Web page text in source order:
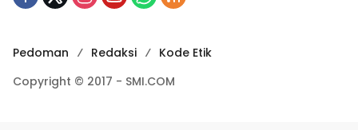
Pedoman Redaksi
Kode Etik
Copyright © 2017 - SMI.COM